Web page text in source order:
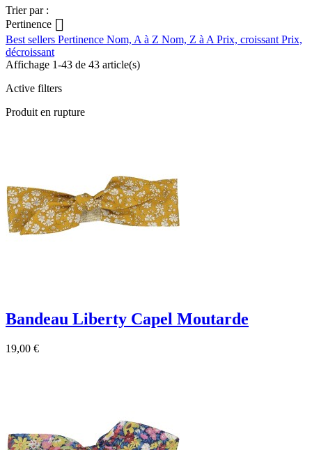
Trier par :
Pertinence 
Best sellers Pertinence Nom, A à Z Nom, Z à A Prix, croissant Prix,
décroissant
Affichage 1-43 de 43 article(s)
Active filters
Produit en rupture
Bandeau Liberty Capel Moutarde
19,00 €